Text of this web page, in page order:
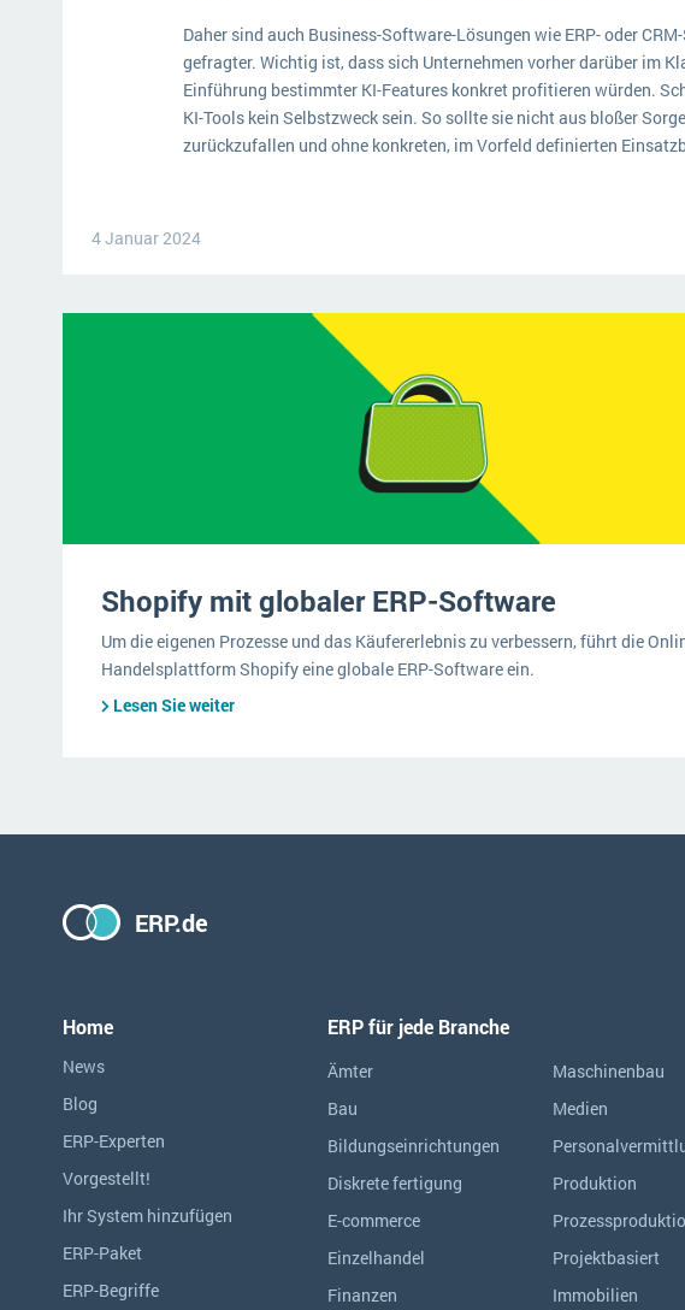
Daher sind auch Business-Software-Lösungen wie ERP- oder
gefragter. Wichtig ist, dass sich Unternehmen vorher darüber im
Einführung bestimmter KI-Features konkret profitieren würden.
KI-Tools kein Selbstzweck sein. So sollte sie nicht aus bloßer
zurückzufallen und ohne konkreten, im Vorfeld definierten
4 Januar 2024
Shopify mit globaler ERP-Software
Um die eigenen Prozesse und das Käufererlebnis zu verbessern, führt die
Handelsplattform Shopify eine globale ERP-Software ein.
Lesen Sie weiter
ERP.de
Home
News
Blog
ERP-Experten
Vorgestellt!
Ihr System hinzufügen
ERP-Paket
ERP-Begriffe
ERP für jede Branche
Ämter
Bau
Bildungseinrichtungen
Diskrete fertigung
E-commerce
Einzelhandel
Finanzen
Maschinenbau
Medien
Produktion
Projektbasiert
Immobilien